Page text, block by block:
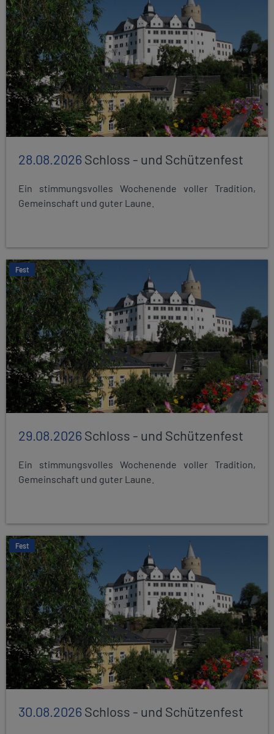
28.08.2026Schloss - und Schützenfest
Ein stimmungsvolles Wochenende voller Tradition,
Gemeinschaft und guter Laune.
Fest
29.08.2026Schloss - und Schützenfest
Ein stimmungsvolles Wochenende voller Tradition,
Gemeinschaft und guter Laune.
Fest
30.08.2026Schloss - und Schützenfest